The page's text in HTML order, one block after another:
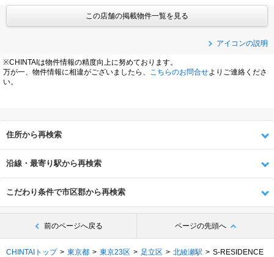
この店舗の掲載物件一覧を見る
アイコンの説明
※CHINTAIは物件情報の精度向上に努めております。
万が一、物件情報に相違がございましたら、
こちらのお問合せよりご連絡くださ
い。
住所から再検索
沿線・最寄り駅から再検索
こだわり条件で市区郡から再検索
前のページへ戻る ページの先頭へ
CHINTAIトップ 東京都 東京23区 足立区 北綾瀬駅
S-RESIDENCE